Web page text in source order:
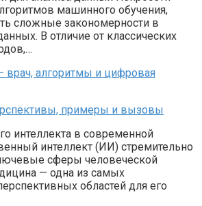
машинного обучения,
сложные закономерности в
В отличие от классических
примеры и вызовы
интеллекта в современной
интеллект (ИИ) стремительно
сферы человеческой
— одна из самых
областей для его